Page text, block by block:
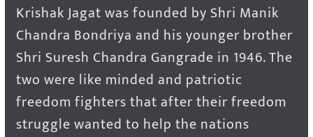
Krishak Jagat was founded by Shri Manik
Chandra Bondriya and his younger brother
Shri Suresh Chandra Gangrade in 1946. The
two were like minded and patriotic
freedom fighters that after their freedom
struggle wanted to help the nations